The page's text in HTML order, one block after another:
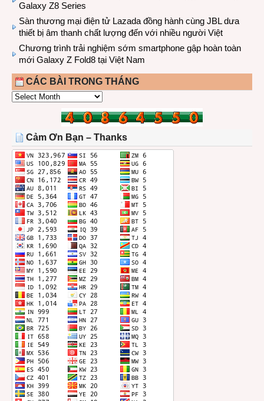
Galaxy Z8 Series
Sàn thương mại điện tử Lazada đồng hành cùng JBL dưa
thiết bị âm thanh chất lượng đến với nhiều người Việt
Chương trình trải nghiệm sớm smartphone gập hoàn toàn
mới Galaxy Z Fold8 tại Việt Nam
CÁC BÀI TRONG THÁNG
CÁC
THÁNG
Cảm Ơn Bạn – Thanks